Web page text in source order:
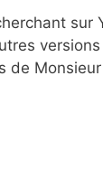
sur
de